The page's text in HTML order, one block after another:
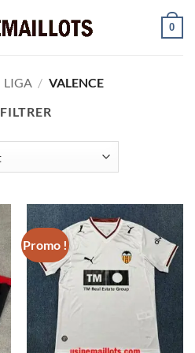
0
LIGA / VALENCE
FILTRER
Promo !